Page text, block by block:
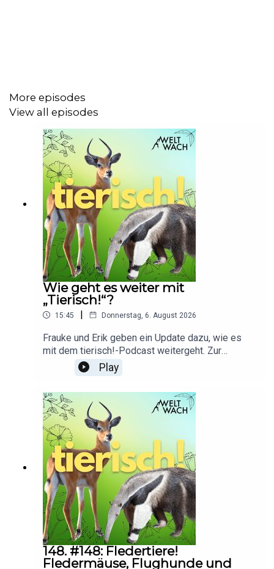
Weiterführende Links:
Übersicht Nagetiere:
https://www.cell.com/action/showPdf?pii=S0960-
9822%2808%2900319-9
Mehr über den Feldhamster:https://www.bund-
naturschutz.de/tiere-in-bayern/feldhamster
Chinchillaschutz vs. Goldabbau:
https://www.science.org/doi/10.1126/
Ratten als Räumkommando:
https://apopo.org/herorats/
Doku „Räumungskommando Riesenratte“:
https://www.amazon.de/gp/video/detail/
Studie zu wildlebenden Goldhamstern:
https://www.spektrum.de/news/ueberraschung-
wild-lebende-goldhamster-sind-tagaktiv/948800
More episodes
View all episodes
Wie geht es weiter mit
„Tierisch!“?
15:45 | Donnerstag, 6. August 2026
Frauke und Erik geben ein Update dazu, wie es
mit dem tierisch!-Podcast weitergeht. Zur
Gofundme-Spendenkampagne:
https://www.gofundme.com/f/damit-lydias-
tierisch!: https://steady.page/de/tierisch/about
Play
148. #148: Fledertiere!
Fledermäuse, Flughunde und